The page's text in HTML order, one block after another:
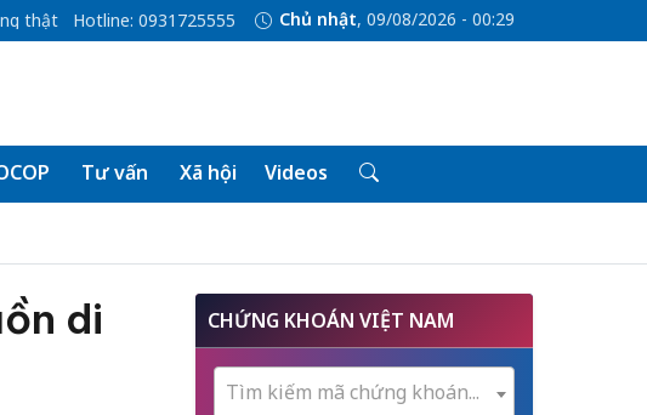
thật Hotline: 0931725555 Chủ nhật, 09/08/2026 - 00:29
Tư vấn Xã hội Videos
di
CHỨNG KHOÁN VIỆT NAM
Tìm kiếm mã chứng khoán...